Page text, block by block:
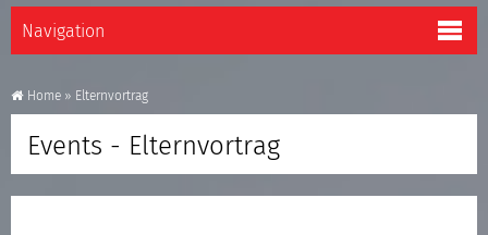
Home » Elternvortrag
Events - Elternvortrag